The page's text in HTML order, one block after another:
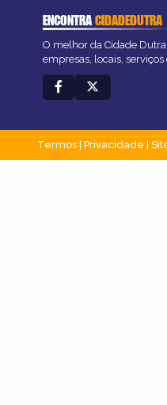
ENCONTRACIDADEDUTRA
O melhor da Cidade
empresas, locais,
Termos Privacidade